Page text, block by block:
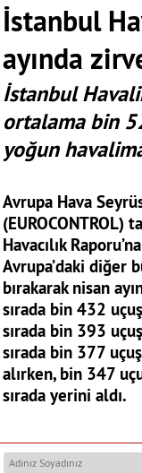
İstanbul
ayında
İstanbul
ortalama bin
yoğun
Avrupa Hava
(EUROCONTROL)
Havacılık
Avrupa’daki diğer
bırakarak nisan
sırada bin 432
sırada bin 393
sırada bin 377
alırken, bin 347
sırada yerini aldı.